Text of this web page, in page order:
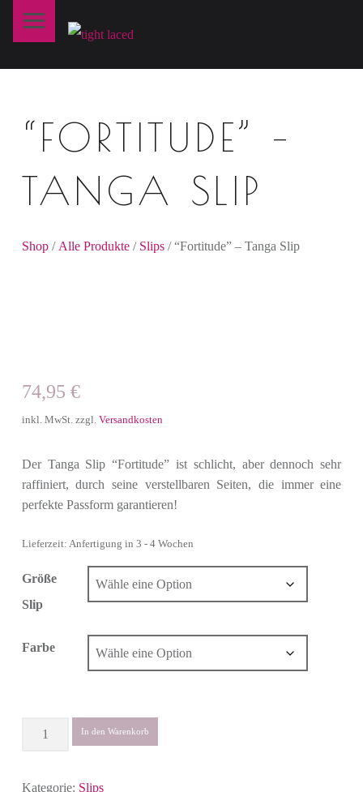
D
“FORTITUDE” –
TANGA SLIP
Shop/ Alle Produkte/ Slips/ “Fortitude” – Tanga Slip
74,95 €
inkl. MwSt. zzgl. Versandkosten
Der Tanga Slip “Fortitude” ist schlicht, aber dennoch sehr
raffiniert, durch seine verstellbaren Seiten, die immer eine
perfekte Passform garantieren!
Lieferzeit: Anfertigung in 3 - 4 Wochen
Größe
Slip
Farbe
In den Warenkorb
Kategorie: Slips